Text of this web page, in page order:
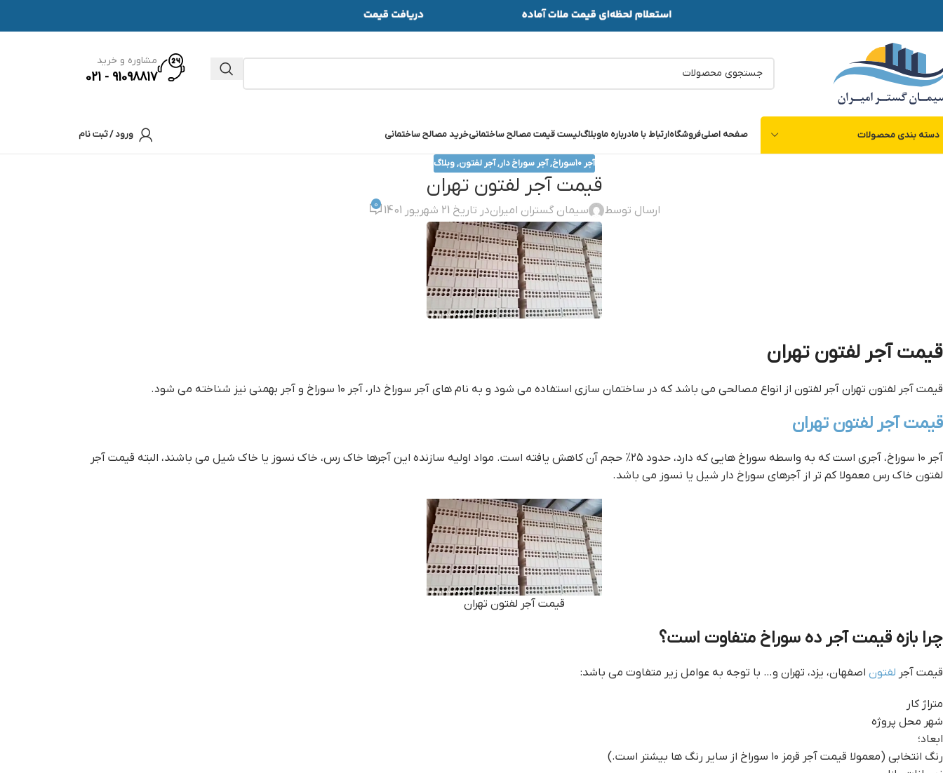
مشاوره و خرید
91098817 - 021
دسته بندی محصولات صفحه اصلیفروشگاهارتباط با مادرباره ماوبلاگلیست قیمت مصالح ساختمانیخرید مصالح ساختمانی ورود / ثبت نام
آجر ۱۰سوراخ ,آجر سوراخ دار,آجر لفتون,وبلاگ
قيمت آجر لفتون تهران
ارسال توسط سیمان گستران امیراندر تاریخ 21 شهریور 1401 0
قيمت آجر لفتون تهران
قيمت آجر لفتون تهران آجر لفتون از انواع مصالحی می باشد که در ساختمان سازی استفاده می شود و به نام های آجر سوراخ‌ دار، آجر ۱۰ سوراخ و آجر بهمنی نیز شناخته می شود.
قيمت آجر لفتون تهران
آجر ۱۰ سوراخ، آجری است که به واسطه سوراخ هایی که دارد، حدود ۲۵% حجم آن کاهش یافته است. مواد اولیه سازنده این آجرها خاک رس، خاک نسوز یا خاک شیل می باشند، البته قیمت آجر
لفتون خاک رس معمولا کم تر از آجرهای سوراخ دار شیل یا نسوز می باشد.
قيمت آجر لفتون تهران
چرا بازه قیمت آجر ده سوراخ متفاوت است؟
قیمت آجر لفتون اصفهان، یزد، تهران و… با توجه به عوامل زیر متفاوت می باشد:
متراژ کار
شهر محل پروژه
ابعاد؛
رنگ انتخابی (معمولا قیمت آجر قرمز ۱۰ سوراخ از سایر رنگ ها بیشتر است.)